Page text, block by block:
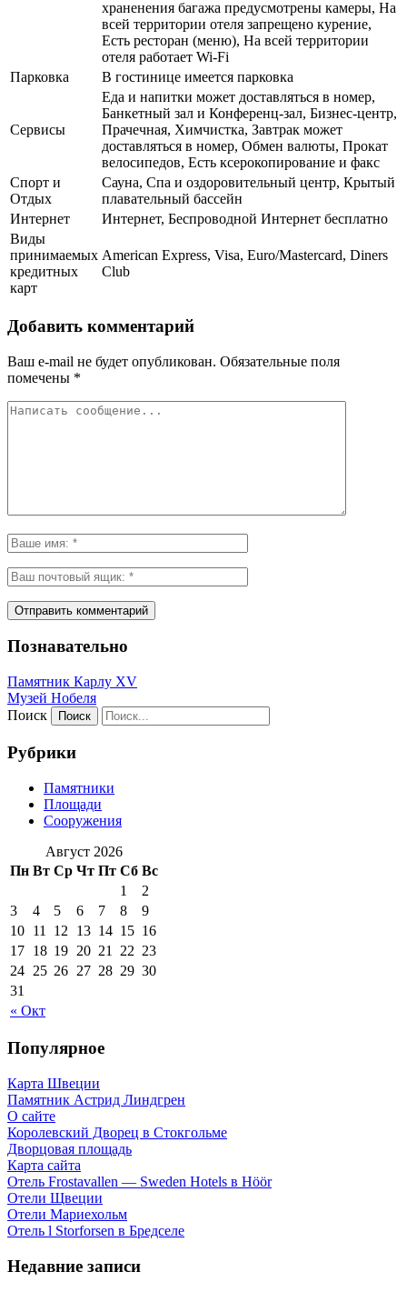
храненения багажа предусмотрены камеры, На
всей территории отеля запрещено курение,
Есть ресторан (меню), На всей территории
отеля работает Wi-Fi
Парковка
В гостинице имеется парковка
Сервисы
Еда и напитки может доставляться в номер,
Банкетный зал и Конференц-зал, Бизнес-центр,
Прачечная, Химчистка, Завтрак может
доставляться в номер, Обмен валюты, Прокат
велосипедов, Есть ксерокопирование и факс
Спорт и
Отдых
Сауна, Спа и оздоровительный центр, Крытый
плавательный бассейн
Интернет
Интернет, Беспроводной Интернет бесплатно
Виды
принимаемых
кредитных
карт
American Express, Visa, Euro/Mastercard, Diners
Club
Добавить комментарий
Ваш e-mail не будет опубликован. Обязательные поля
помечены *
Познавательно
Памятник Карлу XV
Музей Нобеля
Поиск
Рубрики
Памятники
Площади
Сооружения
Август 2026
Пн Вт Ср Чт Пт Сб Вс
« Окт
1
2
3
4 5 6 7 8
9
10 11 12 13 14 15 16
17 18 19 20 21 22 23
24 25 26 27 28 29 30
31
Популярное
Карта Швеции
Памятник Астрид Линдгрен
О сайте
Королевский Дворец в Стокгольме
Дворцовая площадь
Карта сайта
Отель Frostavallen — Sweden Hotels в Höör
Отели Щвеции
Отели Мариехольм
Отель l Storforsen в Бредселе
Недавние записи